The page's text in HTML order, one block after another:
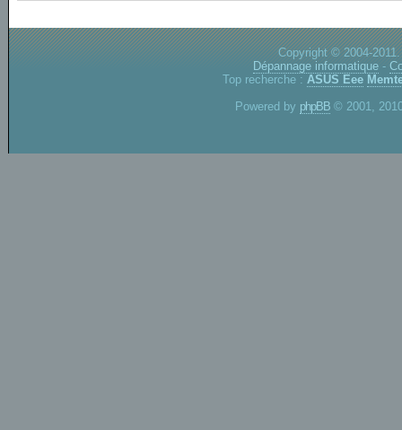
Copyright © 2004-
Dépannage informatique -
Top recherche : ASUS Eee
Powered by phpBB © 2001,